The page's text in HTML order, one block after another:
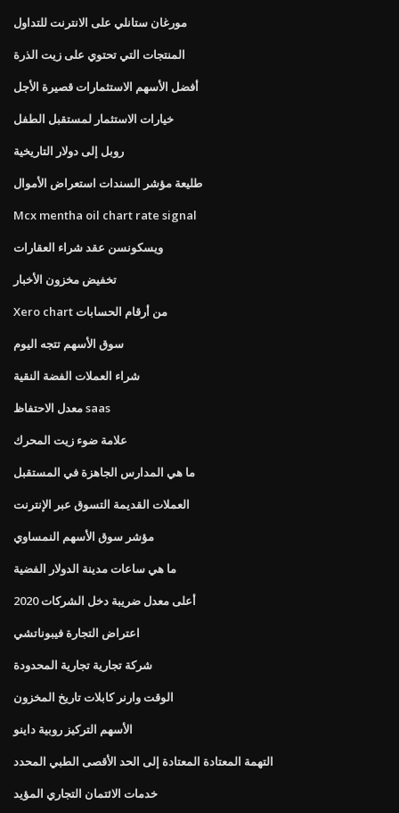
مورغان ستانلي على الانترنت للتداول
المنتجات التي تحتوي على زيت الذرة
أفضل الأسهم الاستثمارات قصيرة الأجل
خيارات الاستثمار لمستقبل الطفل
روبل إلى دولار التاريخية
طليعة مؤشر السندات استعراض الأموال
Mcx mentha oil chart rate signal
ويسكونسن عقد شراء العقارات
تخفيض مخزون الأخبار
Xero chart من أرقام الحسابات
سوق الأسهم تتجه اليوم
شراء العملات الفضة النقية
معدل الاحتفاظ saas
علامة ضوء زيت المحرك
ما هي المدارس الجاهزة في المستقبل
العملات القديمة التسوق عبر الإنترنت
مؤشر سوق الأسهم النمساوي
ما هي ساعات مدينة الدولار الفضية
أعلى معدل ضريبة دخل الشركات 2020
اعتراض التجارة فيبوناتشي
شركة تجارية تجارية المحدودة
الوقت وارنر كابلات تاريخ المخزون
الأسهم التركيز روبية داينو
التهمة المعتادة المعتادة إلى الحد الأقصى الطبي المحدد
خدمات الائتمان التجاري المؤيد